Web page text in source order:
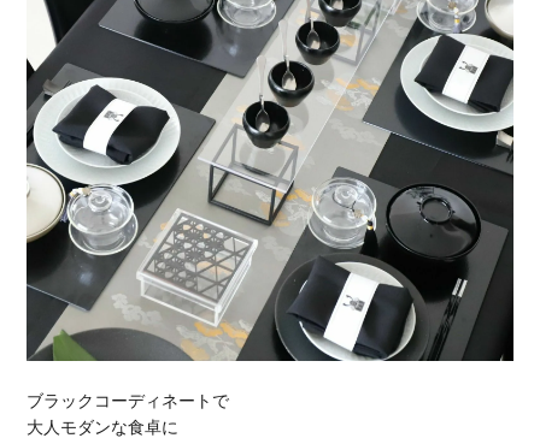
ブラックコーディネートで
大人モダンな食卓に